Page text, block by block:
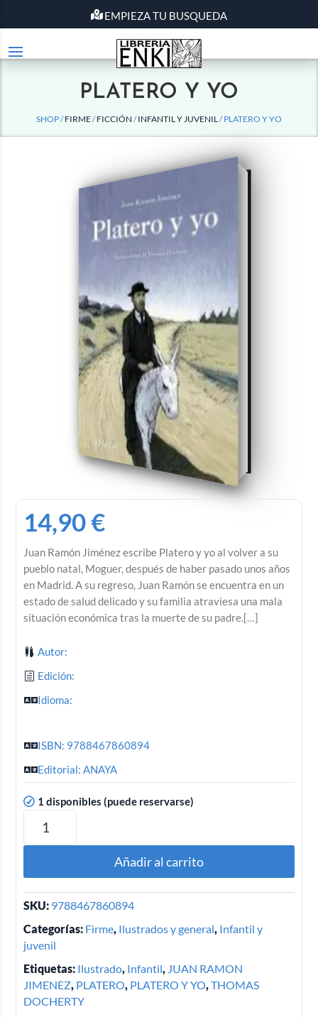
EMPIEZA TU BUSQUEDA
PLATERO Y YO
SHOP /FIRME/FICCIÓN /INFANTIL Y JUVENIL / PLATERO Y YO
14,90€
Juan Ramón Jiménez escribe Platero y yo al volver a su
pueblo natal, Moguer, después de haber pasado unos años
en Madrid. A su regreso, Juan Ramón se encuentra en un
estado de salud delicado y su familia atraviesa una mala
situación económica tras la muerte de su padre.[…]
Autor:
Edición:
Idioma:
ISBN: 9788467860894
Editorial: ANAYA
1 disponibles (puede reservarse)
Añadir al carrito
SKU: 9788467860894
Categorías: Firme, Ilustrados y general, Infantil y
juvenil
Etiquetas: Ilustrado, Infantil, JUAN RAMON
JIMENEZ, PLATERO, PLATERO Y YO,THOMAS
DOCHERTY